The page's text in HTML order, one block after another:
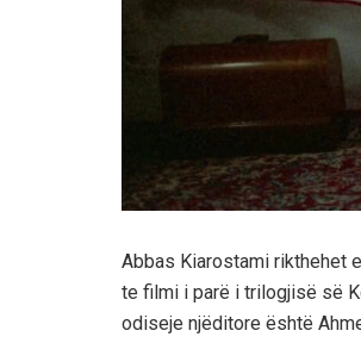
Abbas Kiarostami rikthehet
te filmi i parë i trilogjisë së
odiseje njëditore është